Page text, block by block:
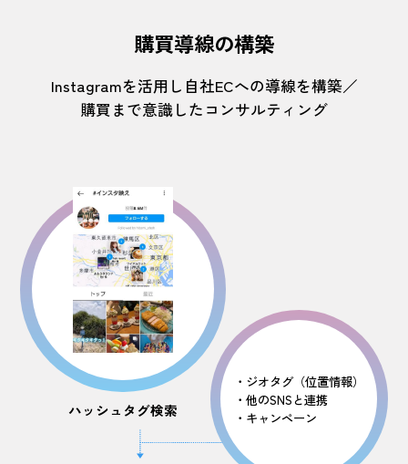
購買導線の構築
Instagramを活用し自社ECへの導線を構築／
購買まで意識したコンサルティング
ハッシュタグ検索
・ジオタグ（位置情報）
・他のSNSと連携
・キャンペーン